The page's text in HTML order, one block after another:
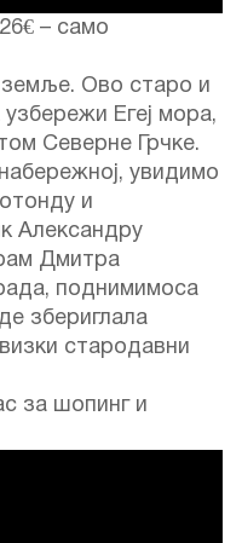
– само
земље. Ово старо и
Егеј мора,
Северне Грчке.
увидимо
и
Александру
Дмитра
поднимимоса
збериглала
стародавни
за шопинг и